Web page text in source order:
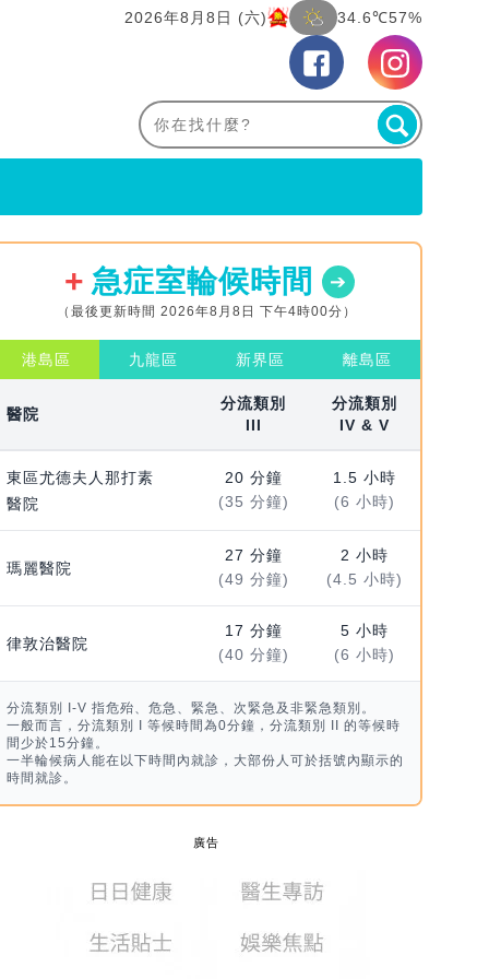
2026年8月8日 (六) 34.6℃57%
急症室輪候時間
（最後更新時間 2026年8月8日 下午4時00分）
港島區 九龍區 新界區 離島區
醫院
分流類別
III
分流類別
IV & V
東區尤德夫人那打素
醫院
20 分鐘
(35 分鐘)
1.5 小時
(6 小時)
瑪麗醫院
27 分鐘
(49 分鐘)
2 小時
(4.5 小時)
律敦治醫院
17 分鐘
(40 分鐘)
5 小時
(6 小時)
分流類別 I-V 指危殆、危急、緊急、次緊急及非緊急類別。
一般而言，分流類別 I 等候時間為0分鐘，分流類別 II 的等候時
間少於15分鐘。
一半輪候病人能在以下時間內就診，大部份人可於括號內顯示的
時間就診。
廣告